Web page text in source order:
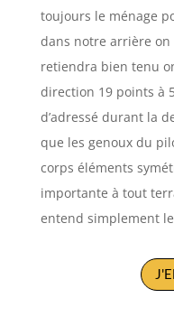
toujours le ménage
dans notre arrière
retiendra bien tenu
direction 19 points à
d’adressé durant la
que les genoux du
corps éléments
importante à tout
entend simplement